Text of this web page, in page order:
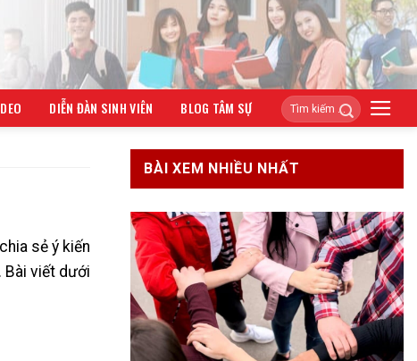
DIỄN ĐÀN SINH VIÊN BLOG TÂM SỰ
sẻ ý kiến
Bài viết dưới
BÀI XEM NHIỀU NHẤT